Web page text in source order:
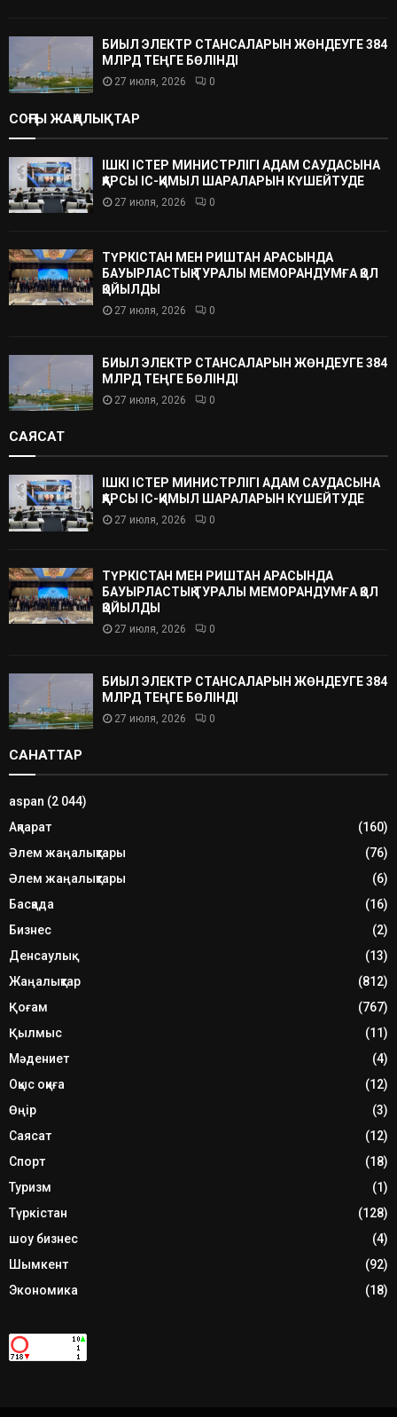
БИЫЛ ЭЛЕКТР СТАНСАЛАРЫН ЖӨНДЕУГЕ 384
МЛРД ТЕҢГЕ БӨЛІНДІ
27 июля, 2026 0
СОҢҒЫ ЖАҢАЛЫҚТАР
ІШКІ ІСТЕР МИНИСТРЛІГІ АДАМ САУДАСЫНА
ҚАРСЫ ІС-ҚИМЫЛ ШАРАЛАРЫН КҮШЕЙТУДЕ
27 июля, 2026 0
ТҮРКІСТАН МЕН РИШТАН АРАСЫНДА
БАУЫРЛАСТЫҚ ТУРАЛЫ МЕМОРАНДУМҒА ҚОЛ
ҚОЙЫЛДЫ
27 июля, 2026 0
БИЫЛ ЭЛЕКТР СТАНСАЛАРЫН ЖӨНДЕУГЕ 384
МЛРД ТЕҢГЕ БӨЛІНДІ
27 июля, 2026 0
САЯСАТ
ІШКІ ІСТЕР МИНИСТРЛІГІ АДАМ САУДАСЫНА
ҚАРСЫ ІС-ҚИМЫЛ ШАРАЛАРЫН КҮШЕЙТУДЕ
27 июля, 2026 0
ТҮРКІСТАН МЕН РИШТАН АРАСЫНДА
БАУЫРЛАСТЫҚ ТУРАЛЫ МЕМОРАНДУМҒА ҚОЛ
ҚОЙЫЛДЫ
27 июля, 2026 0
БИЫЛ ЭЛЕКТР СТАНСАЛАРЫН ЖӨНДЕУГЕ 384
МЛРД ТЕҢГЕ БӨЛІНДІ
27 июля, 2026 0
САНАТТАР
aspan (2 044)
Ақпарат
(160)
Әлем жаңалықтары
(76)
Әлем жаңалықтары
(6)
Басқада
(16)
Бизнес
(2)
Денсаулық
(13)
Жаңалықтар
(812)
Қоғам
(767)
Қылмыс
(11)
Мәдениет
(4)
Оқыс оқиға
(12)
Өңір
(3)
Саясат
(12)
Спорт
(18)
Туризм
(1)
Түркістан
(128)
шоу бизнес
(4)
Шымкент
(92)
Экономика
(18)